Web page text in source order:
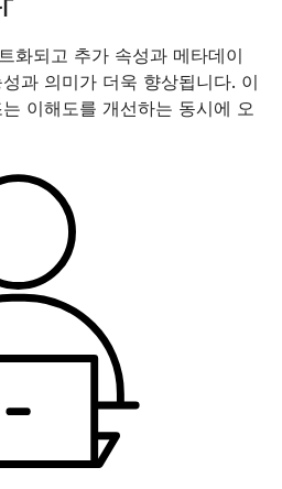
화되고 추가 속성과 메타데이
과 의미가 더욱 향상됩니다. 이
이해도를 개선하는 동시에 오